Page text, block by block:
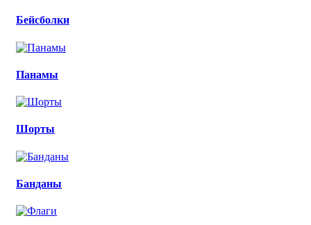
Бейсболки
Панамы
Шорты
Банданы